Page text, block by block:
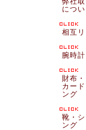
につ
相互
腕時
財布
カー
ング
靴・
ング